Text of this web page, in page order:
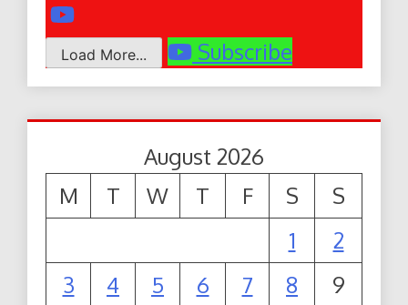
Load More... Subscribe
August 2026
M
T W T F S
S
1
2
3
4 5 6 7 8
9